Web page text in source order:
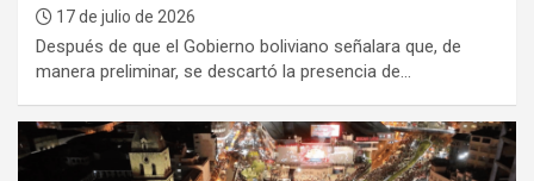
17 de julio de 2026
Después de que el Gobierno boliviano señalara que, de
manera preliminar, se descartó la presencia de…